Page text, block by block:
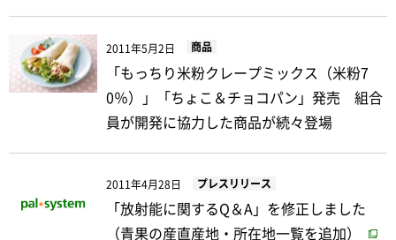
2011年5月2日 商品
「もっちり米粉クレープミックス（米粉7
0％）」「ちょこ＆チョコパン」発売 組合
員が開発に協力した商品が続々登場
2011年4月28日 プレスリリース
「放射能に関するQ＆A」を修正しました
（青果の産直産地・所在地一覧を追加）